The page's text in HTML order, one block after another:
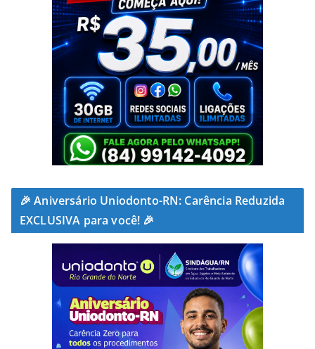
🎉 Aniversário Uniodonto-RN: Carência Reduzida
EXCLUSIVA para você! 🎉